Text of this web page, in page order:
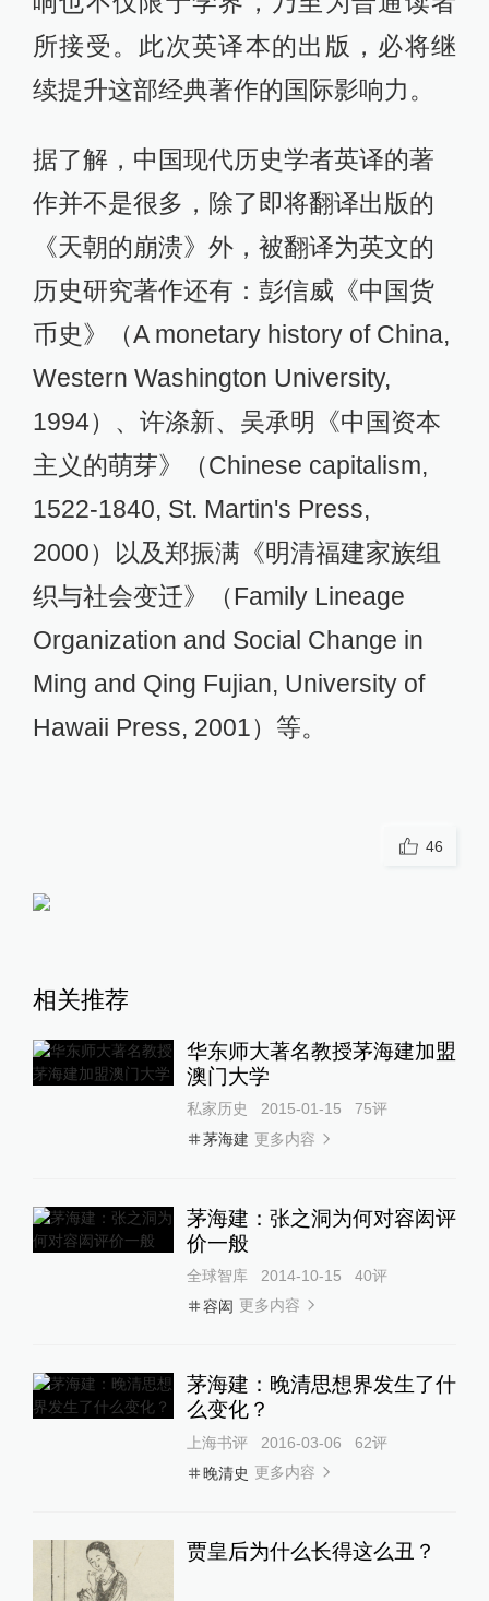
所接受。此次英译本的出版，必将继
续提升这部经典著作的国际影响力。
据了解，中国现代历史学者英译的著
作并不是很多，除了即将翻译出版的
《天朝的崩溃》外，被翻译为英文的
历史研究著作还有：彭信威《中国货
币史》（A monetary history of China,
Western Washington University,
1994）、许涤新、吴承明《中国资本
主义的萌芽》（Chinese capitalism,
1522-1840, St. Martin's Press,
2000）以及郑振满《明清福建家族组
织与社会变迁》（Family Lineage
Organization and Social Change in
Ming and Qing Fujian, University of
Hawaii Press, 2001）等。
46
相关推荐
华东师大著名教授茅海建加盟
澳门大学
私家历史 2015-01-15 75评
茅海建 更多内容
茅海建：张之洞为何对容闳评
价一般
全球智库 2014-10-15 40评
容闳 更多内容
茅海建：晚清思想界发生了什
么变化？
上海书评 2016-03-06 62评
晚清史 更多内容
贾皇后为什么长得这么丑？